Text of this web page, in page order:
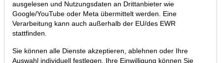
ausgelesen und Nutzungsdaten an Drittanbieter wie
Google/YouTube oder Meta übermittelt werden. Eine
Verarbeitung kann auch außerhalb der EU/des EWR
stattfinden.
Sie können alle Dienste akzeptieren, ablehnen oder Ihre
Auswahl individuell festlegen. Ihre Einwilligung können Sie